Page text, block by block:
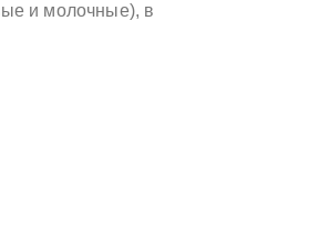
и молочные), в